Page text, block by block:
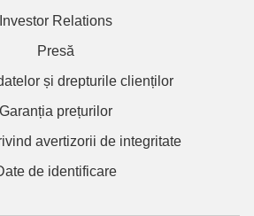
Investor Relations
Presă
și drepturile clienților
Garanția prețurilor
avertizorii de integritate
de identificare